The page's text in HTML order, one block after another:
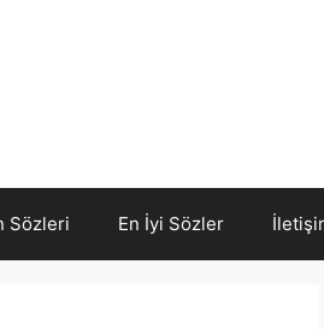
Sözleri En İyi Sözler